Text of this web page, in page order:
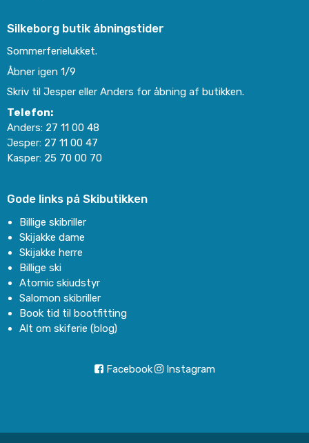
Silkeborg butik åbningstider
Sommerferielukket.
Åbner igen 1/9
Skriv til Jesper eller Anders for åbning af butikken.
Telefon:
Anders: 27 11 00 48
Jesper: 27 11 00 47
Kasper: 25 70 00 70
Gode links på Skibutikken
Billige skibriller
Skijakke dame
Skijakke herre
Billige ski
Atomic skiudstyr
Salomon skibriller
Book tid til bootfitting
Alt om skiferie (blog)
Facebook Instagram